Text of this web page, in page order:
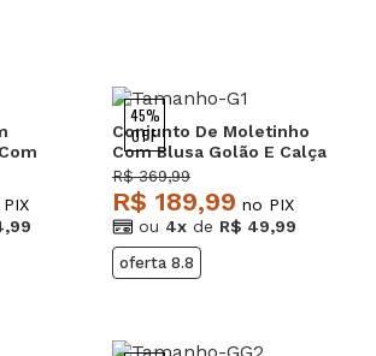
Preto
45%
OFF
Conjunto De Moletinho
Com Blusa Golão E Calça
Wide Leg Marrom
Salvatore Fashion
R$ 369,99
R$ 189,99 no PIX
ou 4x de R$ 49,99
oferta 8.8